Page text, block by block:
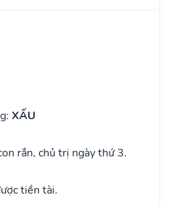
XẤU
rắn, chủ trị ngày thứ 3.
tiền tài.